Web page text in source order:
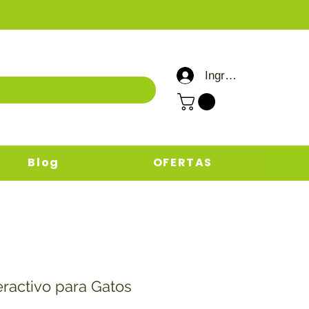
Ingresar /
Blog OFERTAS
para Gatos